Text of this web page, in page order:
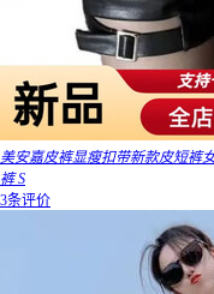
美安嘉皮裤显瘦扣带新款皮短裤
裤 S
3条评价